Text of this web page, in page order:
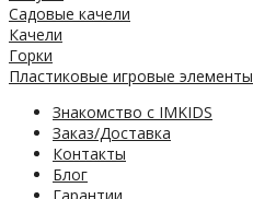
Садовые качели
Качели
Горки
Пластиковые игровые элементы
Знакомство с IMKIDS
Заказ/Доставка
Контакты
Блог